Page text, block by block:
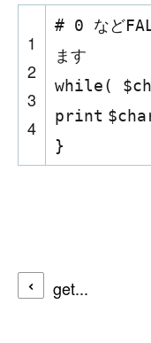
1
2
3
4
# 0 など
ます
while(
print
}
get...